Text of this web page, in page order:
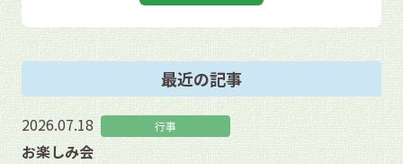
最近の記事
2026.07.18 行事
お楽しみ会